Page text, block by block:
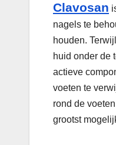
Clavosan
nagels te
houden.
huid onder de
actieve
voeten te
rond de
grootst